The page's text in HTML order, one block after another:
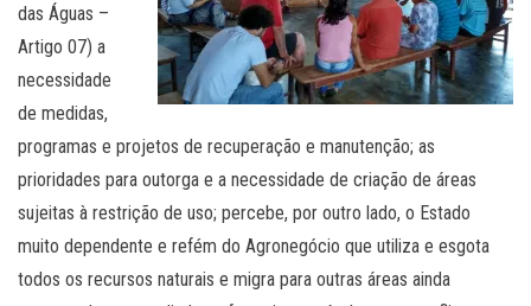
das Águas –
Artigo 07) a
necessidade
de medidas,
programas e projetos de recuperação e manutenção; as
prioridades para outorga e a necessidade de criação de áreas
sujeitas à restrição de uso; percebe, por outro lado, o Estado
muito dependente e refém do Agronegócio que utiliza e esgota
todos os recursos naturais e migra para outras áreas ainda